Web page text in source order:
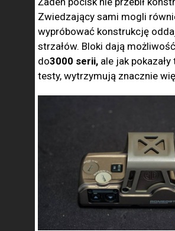
Zwiedzający sami mogli
wypróbować konstrukcję
strzałów. Bloki dają
do3000 serii, ale jak
testy, wytrzymują znacznie